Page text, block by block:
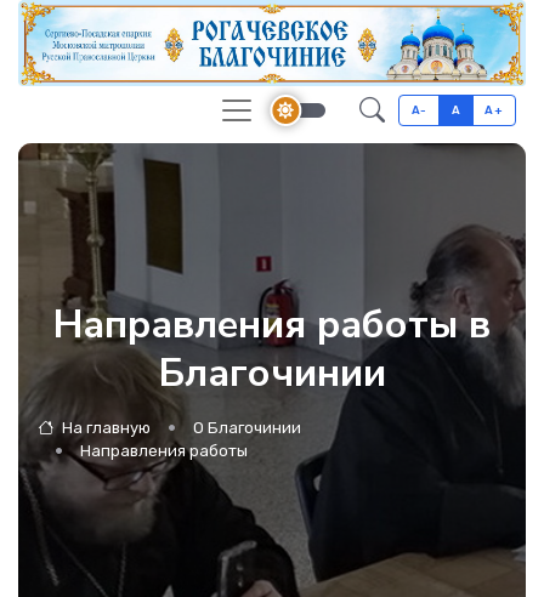
A- A A+
Направления работы в
Благочинии
На главную
О Благочинии
Направления работы